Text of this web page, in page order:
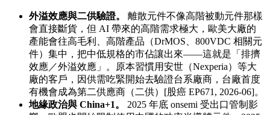
外溢效應與二供驗證。
離散元件不像高階被動元件那樣
會直接斷貨，但 AI 帶來的高階需求極大，歐美大廠的
產能會往高毛利、高階產品（DrMOS、800VDC 相關元
件）集中，把中低規格的市佔讓出來——這就是「排擠
效應／外溢效應」。原本習慣用安世（Nexperia）等大
廠的客戶，因供需吃緊開始去驗證台系廠商，台廠首度
有機會成為第二供應商（二供）[股癌 EP671, 2026-06]。
地緣政治與 China+1。
2025 年底 onsemi 受出口管制影